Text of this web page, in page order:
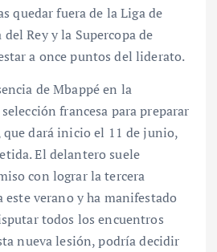
quedar fuera de la Liga de
del Rey y la Supercopa de
a once puntos del liderato.
de Mbappé en la
francesa para preparar
dará inicio el 11 de junio,
El delantero suele
con lograr la tercera
este verano y ha manifestado
todos los encuentros
nueva lesión, podría decidir